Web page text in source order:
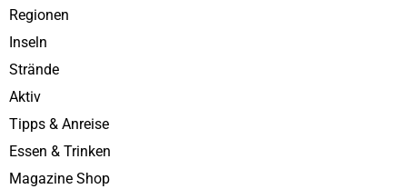
Regionen
Inseln
Strände
Aktiv
Tipps & Anreise
Essen & Trinken
Magazine Shop